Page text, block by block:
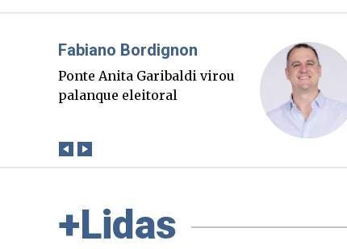
Misael Elias
O Boato corre mais rápido
que a verdade. Mas quem
+Lidas